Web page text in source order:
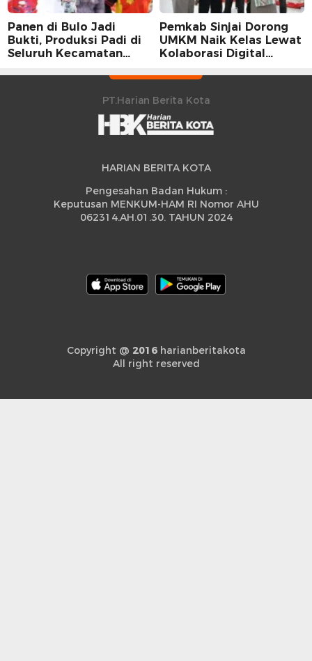
Panen di Bulo Jadi
Bukti, Produksi Padi di
Seluruh Kecamatan
Peningkatan
Pemkab Sinjai Dorong
UMKM Naik Kelas Lewat
Kolaborasi Digital
PT.Harian Berita Kota
HARIAN BERITA KOTA
Pengesahan Badan Hukum :
Keputusan MENKUM-HAM RI Nomor AHU
062314.AH.01.30. TAHUN 2024
Copyright @ 2016harianberitakota
All right reserved